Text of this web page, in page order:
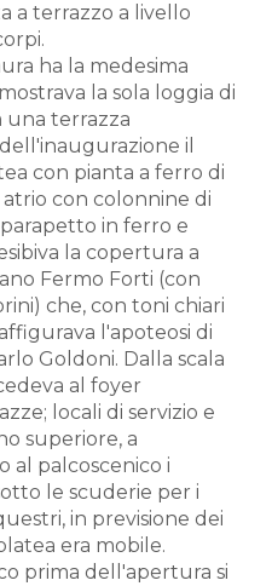
a terrazzo a livello
ha la medesima
la sola loggia di
terrazza
il
con pianta a ferro di
con colonnine di
in ferro e
la copertura a
Fermo Forti (con
che, con toni chiari
l'apoteosi di
Goldoni. Dalla scala
al foyer
locali di servizio e
superiore, a
al palcoscenico i
le scuderie per i
in previsione dei
era mobile.
prima dell'apertura si